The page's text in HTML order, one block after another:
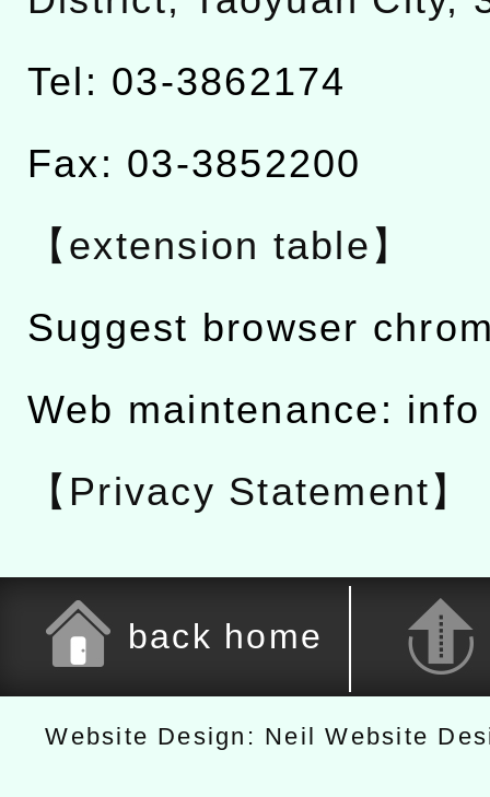
Tel: 03-3862174
Fax: 03-3852200
【extension table】
Suggest browser
Web maintenance:
【Privacy Statement】
back home
Website Design: Neil Website